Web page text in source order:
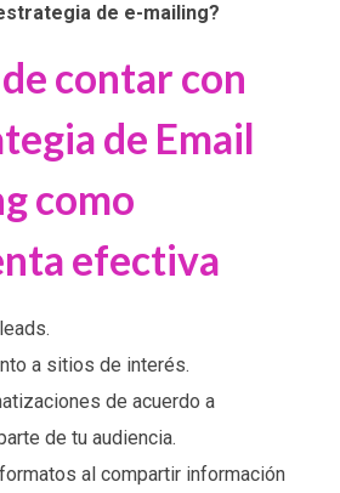
de e-mailing?
contar con
de Email
como
efectiva
a sitios de interés.
de acuerdo a
de tu audiencia.
al compartir información